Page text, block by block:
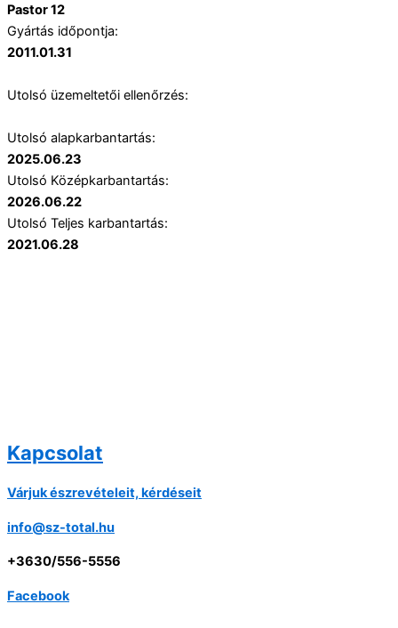
Pastor 12
Gyártás időpontja:
2011.01.31
Utolsó üzemeltetői ellenőrzés:
Utolsó alapkarbantartás:
2025.06.23
Utolsó Középkarbantartás:
2026.06.22
Utolsó Teljes karbantartás:
2021.06.28
Kapcsolat
Várjuk észrevételeit, kérdéseit
info@sz-total.hu
+3630/556-5556
Facebook